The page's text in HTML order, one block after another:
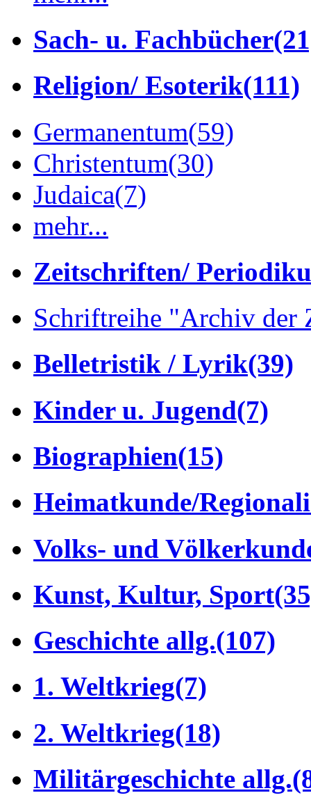
Sach- u. Fachbücher
Religion/ Esoterik(111)
Germanentum(59)
Christentum(30)
Judaica(7)
mehr...
Zeitschriften/
Schriftreihe "Archiv der
Belletristik / Lyrik(39)
Kinder u. Jugend(7)
Biographien(15)
Heimatkunde/
Volks- und
Kunst, Kultur, Sport
Geschichte allg.(107)
1. Weltkrieg(7)
2. Weltkrieg(18)
Militärgeschichte allg.